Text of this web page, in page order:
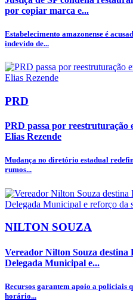
por copiar marca e...
Estabelecimento amazonense é
indevido de...
PRD
PRD passa por reestruturação
Elias Rezende
Mudança no diretório estadual
rumos...
NILTON SOUZA
Vereador Nilton Souza
Delegada Municipal e...
Recursos garantem apoio a policiais
horário...